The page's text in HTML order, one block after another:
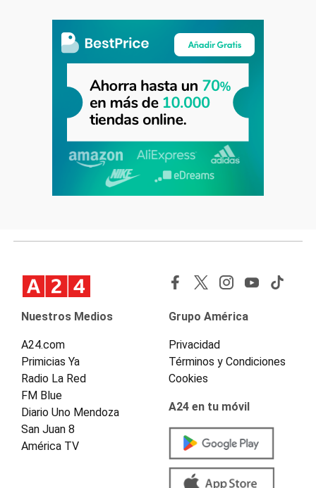
Nuestros Medios
A24.com
Primicias Ya
Radio La Red
FM Blue
Diario Uno Mendoza
San Juan 8
América TV
Grupo América
Privacidad
Términos y Condiciones
Cookies
A24 en tu móvil